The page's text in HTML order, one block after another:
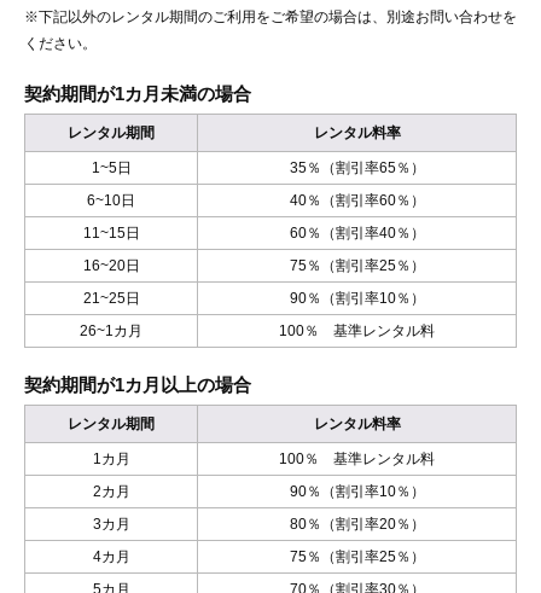
※下記以外のレンタル期間のご利用をご希望の場合は、別途お問い合わせを
ください。
契約期間が1カ月未満の場合
レンタル期間 レンタル料率
1~5日
35％（割引率65％）
6~10日
40％（割引率60％）
11~15日
60％（割引率40％）
16~20日
75％（割引率25％）
21~25日
90％（割引率10％）
26~1カ月
100％ 基準レンタル料
契約期間が1カ月以上の場合
レンタル期間 レンタル料率
1カ月
100％ 基準レンタル料
2カ月
90％（割引率10％）
3カ月
80％（割引率20％）
4カ月
75％（割引率25％）
5カ月
70％（割引率30％）